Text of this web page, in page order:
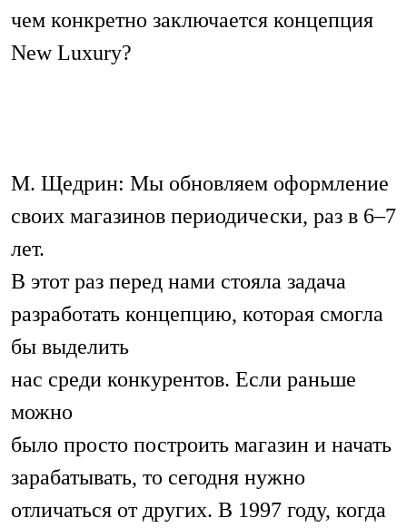
чем конкретно заключается концепция
New Luxury?
М. Щедрин: Мы обновляем оформление
своих магазинов периодически, раз в 6–7
лет.
В этот раз перед нами стояла задача
разработать концепцию, которая смогла
бы выделить
нас среди конкурентов. Если раньше
можно
было просто построить магазин и начать
зарабатывать, то сегодня нужно
отличаться от других. В 1997 году, когда